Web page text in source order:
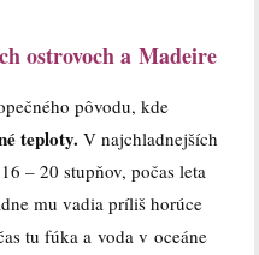
ostrovoch a Madeire
pôvodu, kde
teploty.V najchladnejších
– 20 stupňov, počas leta
mu vadia príliš horúce
tu fúka a voda v oceáne